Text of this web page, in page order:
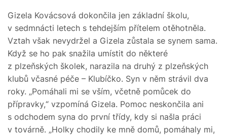
Gizela Kovácsová dokončila jen základní školu,
v sedmnácti letech s tehdejším přítelem otěhotněla.
Vztah však nevydržel a Gizela zůstala se synem sama.
Když se ho pak snažila umístit do některé
z plzeňských školek, narazila na druhý z plzeňských
klubů včasné péče – Klubíčko. Syn v něm strávil dva
roky. „Pomáhali mi se vším, včetně pomůcek do
přípravky,“ vzpomíná Gizela. Pomoc neskončila ani
s odchodem syna do první třídy, kdy si našla práci
v továrně. „Holky chodily ke mně domů, pomáhaly mi,